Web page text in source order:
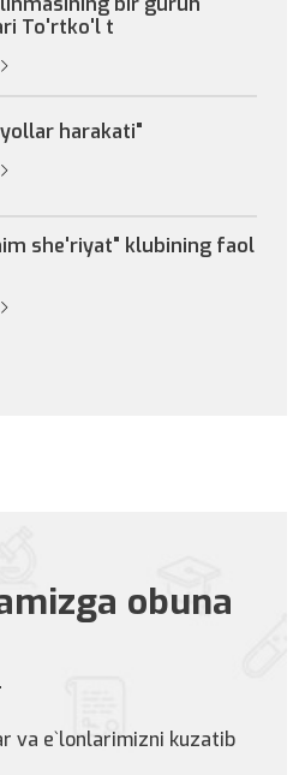
To'rtko'l t
harakati"
she'riyat" klubining faol
obuna
va e`lonlarimizni kuzatib